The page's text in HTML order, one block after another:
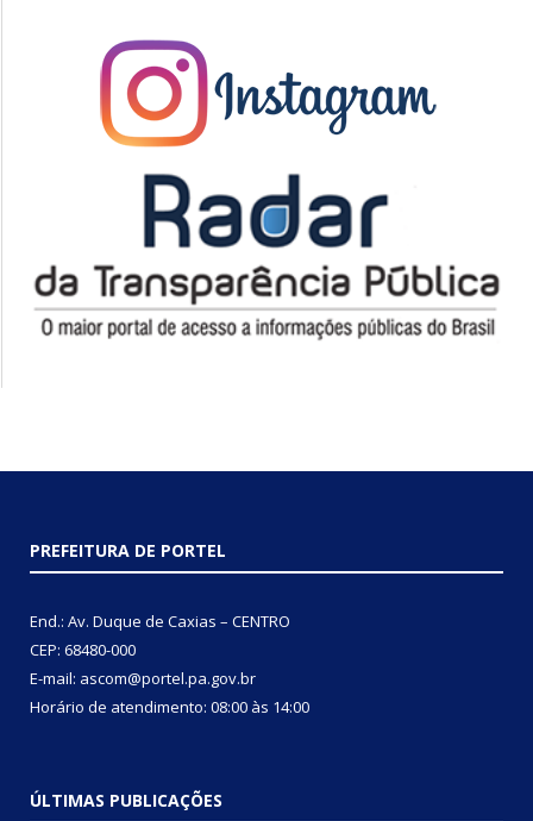
PREFEITURA DE PORTEL
End.: Av. Duque de Caxias – CENTRO
CEP: 68480-000
E-mail: ascom@portel.pa.gov.br
Horário de atendimento: 08:00 às 14:00
ÚLTIMAS PUBLICAÇÕES